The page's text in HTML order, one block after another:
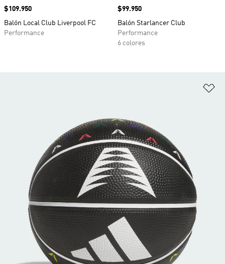
Precio
$109.950
Balón Local Club Liverpool FC
Performance
Precio
$99.950
Balón Starlancer Club
Performance
6 colores